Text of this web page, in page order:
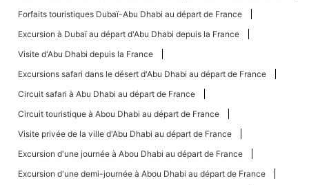
Forfaits touristiques Dubaï-Abu Dhabi au départ de France
Excursion à Dubaï au départ d'Abu Dhabi depuis la France
Visite d'Abu Dhabi depuis la France
Excursions safari dans le désert d'Abu Dhabi au départ de France
Circuit safari à Abu Dhabi au départ de France
Circuit touristique à Abou Dhabi au départ de France
Visite privée de la ville d'Abu Dhabi au départ de France
Excursion d'une journée à Abou Dhabi au départ de France
Excursion d'une demi-journée à Abou Dhabi au départ de France